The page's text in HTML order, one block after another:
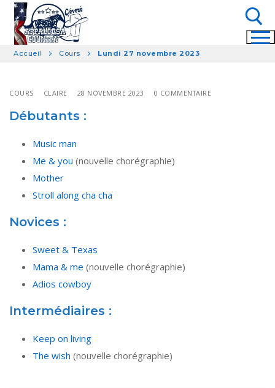
Aller
contenu
Accueil Cours Lundi 27 novembre 2023
COURS CLAIRE 28 NOVEMBRE 2023 0 COMMENTAIRE
Débutants :
Music man
Me & you (nouvelle chorégraphie)
Mother
Stroll along cha cha
Novices :
Sweet & Texas
Mama & me (nouvelle chorégraphie)
Adios cowboy
Intermédiaires :
Keep on living
The wish (nouvelle chorégraphie)